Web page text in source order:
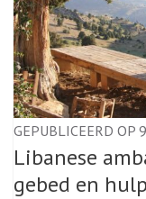
GEPUBLICEERD OP
Libanese
gebed en